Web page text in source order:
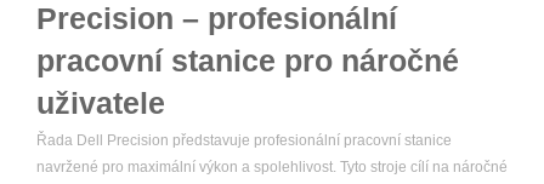
Precision – profesionální
pracovní stanice pro náročné
uživatele
Řada Dell Precision představuje profesionální pracovní stanice
navržené pro maximální výkon a spolehlivost. Tyto stroje cílí na náročné